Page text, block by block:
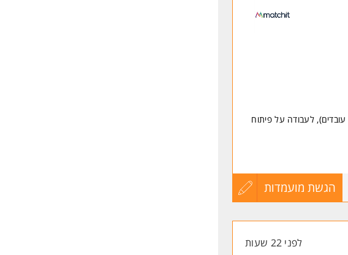
אנחנו מגייסים מהנדס/ת פיתוח למחלקת R&D מובילה (~60 עובדים), לעבודה על פיתוח
הגשת מועמדות
עדכון
לפני 22 שעות